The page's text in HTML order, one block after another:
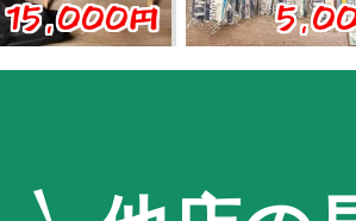
円 5,000円